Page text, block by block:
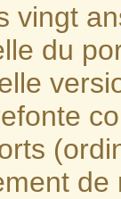
vingt
du
de